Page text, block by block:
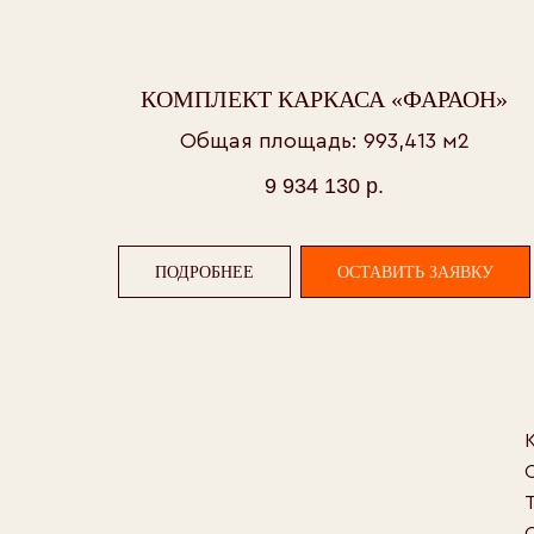
КОМПЛЕКТ КАРКАСА «ФАРАОН»
Общая площадь: 993,413 м2
9 934 130 р.
ПОДРОБНЕЕ ОСТАВИТЬ ЗАЯВКУ
© 2006-2026